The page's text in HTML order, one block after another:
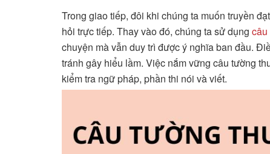
Trong giao tiếp, đôi khi chúng ta muốn truyền
hỏi trực tiếp. Thay vào đó, chúng ta sử dụng câu
chuyện mà vẫn duy trì được ý nghĩa ban đầu.
tránh gây hiểu lầm. Việc nắm vững câu tường
kiểm tra ngữ pháp, phần thi nói và viết.